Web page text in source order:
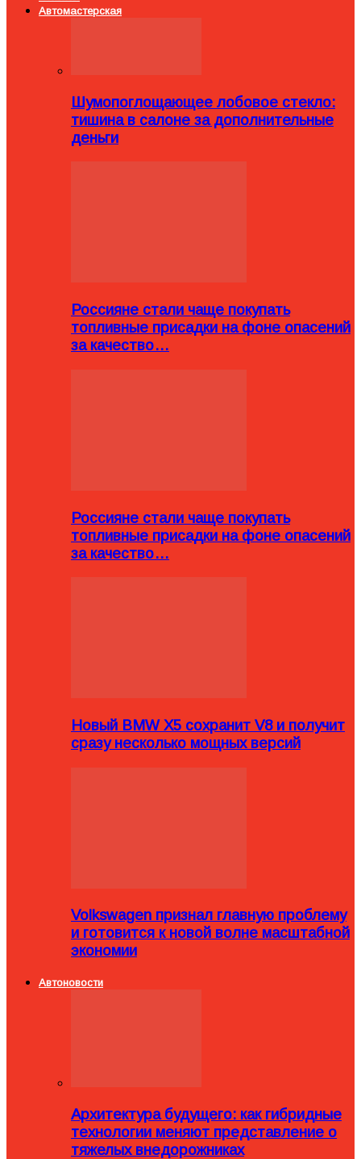
Автомастерская
Шумопоглощающее лобовое стекло:
тишина в салоне за дополнительные
деньги
Россияне стали чаще покупать
топливные присадки на фоне опасений
за качество…
Россияне стали чаще покупать
топливные присадки на фоне опасений
за качество…
Новый BMW X5 сохранит V8 и получит
сразу несколько мощных версий
Volkswagen признал главную проблему
и готовится к новой волне масштабной
экономии
Автоновости
Архитектура будущего: как гибридные
технологии меняют представление о
тяжелых внедорожниках